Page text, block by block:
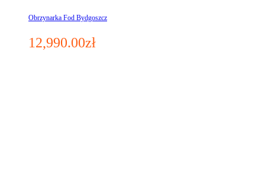
Obrzynarka Fod Bydgoszcz
12,990.00zł